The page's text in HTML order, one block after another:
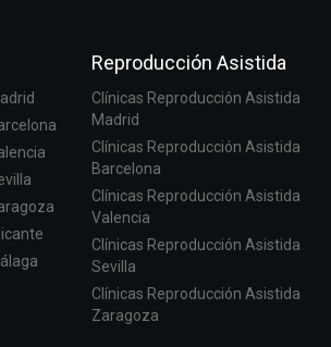
Reproducción Asistida
Clínicas Reproducción Asistida
Madrid
Clínicas Reproducción Asistida
Barcelona
Clínicas Reproducción Asistida
Valencia
Clínicas Reproducción Asistida
Sevilla
Clínicas Reproducción Asistida
Zaragoza